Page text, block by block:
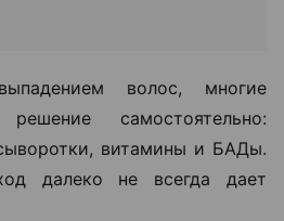
волос, многие
самостоятельно:
витамины и БАДы.
далеко не всегда дает